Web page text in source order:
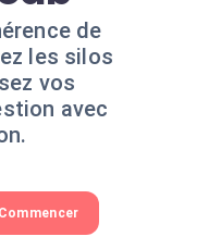
de
les silos
vos
avec
Commencer